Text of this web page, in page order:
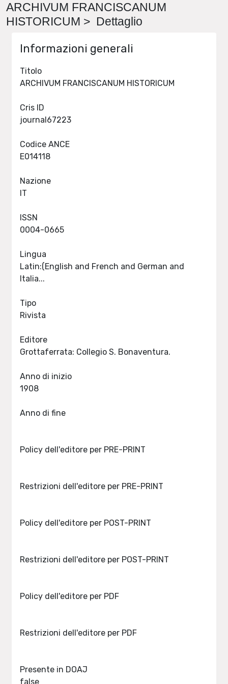
ARCHIVUM FRANCISCANUM
HISTORICUM > Dettaglio
Informazioni generali
Titolo
Cris ID
Codice ANCE
Nazione
ISSN
Lingua
Latin:(English and French and German and
Tipo
Rivista
Editore
Anno di inizio
Anno di fine
Policy dell'editore per PRE-PRINT
Restrizioni dell'editore per PRE-PRINT
Policy dell'editore per POST-PRINT
Restrizioni dell'editore per POST-PRINT
Policy dell'editore per PDF
Restrizioni dell'editore per PDF
Presente in DOAJ